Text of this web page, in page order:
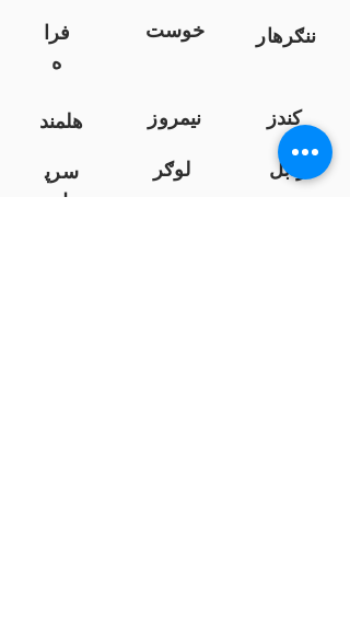
فرا
ه
خوست ننګرهار
هلمند نیمروز
کندز
سرپ
ل
لوګر زابل